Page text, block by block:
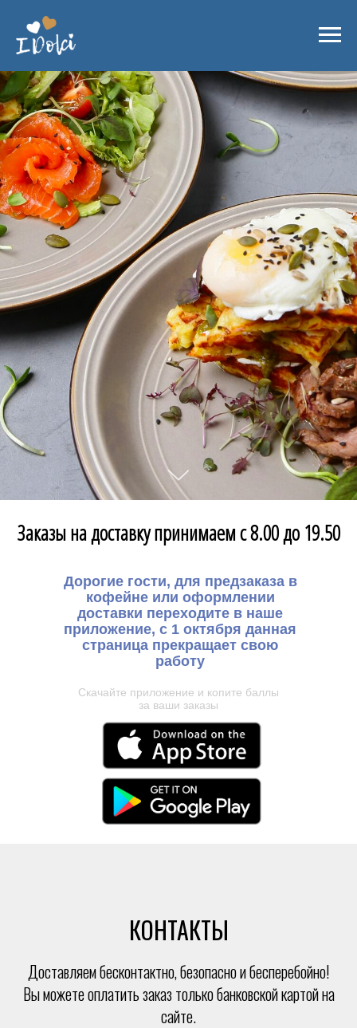
Заказы на доставку принимаем с 8.00 до 19.50
Дорогие гости, для предзаказа в
кофейне или оформлении
доставки переходите в наше
приложение, с 1 октября данная
страница прекращает свою
работу
Скачайте приложение и копите баллы
за ваши заказы
КОНТАКТЫ
Доставляем бесконтактно, безопасно и бесперебойно!
Вы можете оплатить заказ только банковской картой на
сайте.